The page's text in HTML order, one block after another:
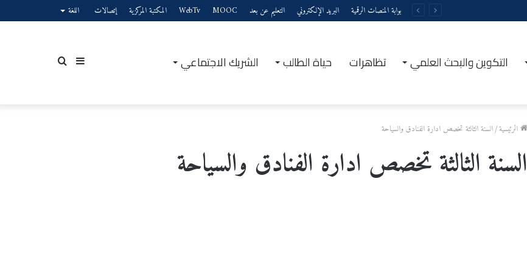
بوابة المنصات الرقمية البريد الإلكتروني التعليم عن بعد MOOC
WebTv المكتبة المركزية إتصالات اللغة
التكوين والبحث العلمي تظاهرات حياة الطالب الشريك الاجتماعي بحثإضافة
الرئيسية/السنة الثالثة تخصص ادارة الفنادق والسياحة
السنة الثالثة تخصص ادارة الفنادق والسياحة